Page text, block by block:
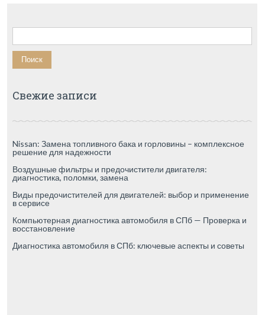
Найти:
Свежие записи
Nissan: Замена топливного бака и горловины – комплексное
решение для надежности
Воздушные фильтры и предочистители двигателя:
диагностика, поломки, замена
Виды предочистителей для двигателей: выбор и применение
в сервисе
Компьютерная диагностика автомобиля в СПб — Проверка и
восстановление
Диагностика автомобиля в СПб: ключевые аспекты и советы